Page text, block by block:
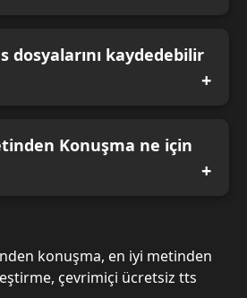
dosyalarını kaydedebilir
Konuşma ne için
konuşma, en iyi metinden
çevrimiçi ücretsiz tts